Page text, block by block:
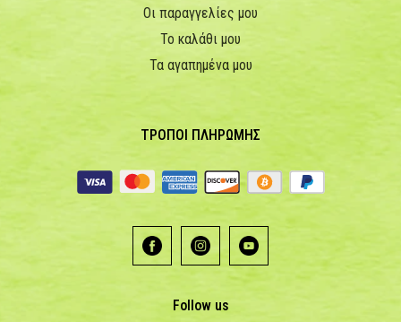
Οι παραγγελίες μου
Το καλάθι μου
Τα αγαπημένα μου
ΤΡΟΠΟΙ ΠΛΗΡΩΜΗΣ
Follow us